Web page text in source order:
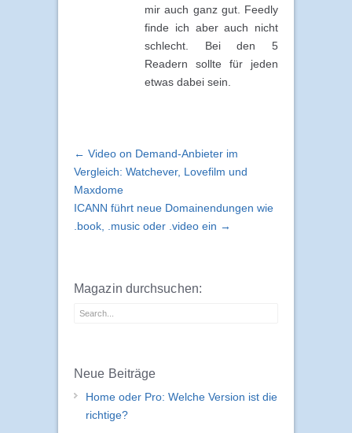
mir auch ganz gut. Feedly
finde ich aber auch nicht
schlecht. Bei den 5
Readern sollte für jeden
etwas dabei sein.
← Video on Demand-Anbieter im
Vergleich: Watchever, Lovefilm und
Maxdome
ICANN führt neue Domainendungen wie
.book, .music oder .video ein →
Magazin durchsuchen:
Neue Beiträge
Home oder Pro: Welche Version ist die
richtige?